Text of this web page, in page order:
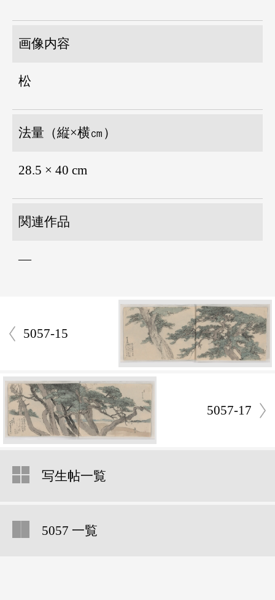
画像内容
松
法量（縦×横㎝）
28.5 × 40 cm
関連作品
―
5057-15
写生帖一覧
5057 一覧
5057-17